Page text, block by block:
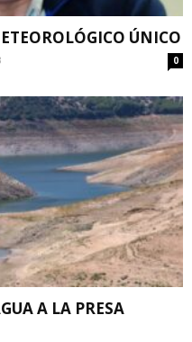
ÚNICO
0
A LA PRESA